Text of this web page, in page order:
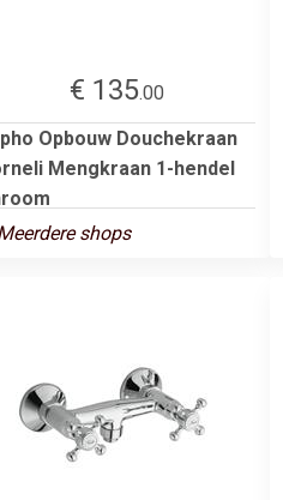
€ 135.00
Opbouw Douchekraan
Mengkraan 1-hendel
shops